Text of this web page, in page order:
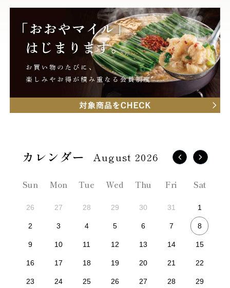
August 2026
Sun Mon Tue Wed Thu Fri Sat
26 27 28 29 30 31 1
2 3 4 5 6 7 8
9 10 11 12 13 14 15
16 17 18 19 20 21 22
23 24 25 26 27 28 29